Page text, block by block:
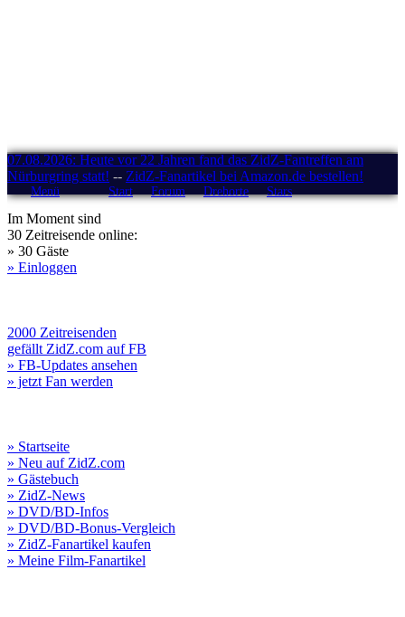
07.08.2026: Heute vor 22 Jahren fand das ZidZ-Fantreffen am
Nürburgring statt! -- ZidZ-Fanartikel bei Amazon.de bestellen!
Menü Start Forum Drehorte Stars
Im Moment sind
30 Zeitreisende online:
» 30 Gäste
» Einloggen
2000 Zeitreisenden
gefällt ZidZ.com auf FB
» FB-Updates ansehen
» jetzt Fan werden
» Startseite
» Neu auf ZidZ.com
» Gästebuch
» ZidZ-News
» DVD/BD-Infos
» DVD/BD-Bonus-Vergleich
» ZidZ-Fanartikel kaufen
» Meine Film-Fanartikel